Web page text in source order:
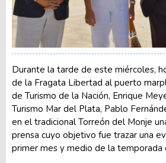
Durante la tarde de este miércoles,
de la Fragata Libertad al puerto
de Turismo de la Nación, Enrique
Turismo Mar del Plata, Pablo
en el tradicional Torreón del Monje
prensa cuyo objetivo fue trazar una
primer mes y medio de la temporada